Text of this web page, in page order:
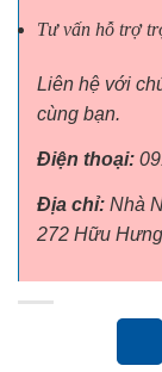
Tư vấn hỗ trợ
Liên hệ với
cùng bạn.
Điện thoại:
Địa chỉ: Nhà
272 Hữu